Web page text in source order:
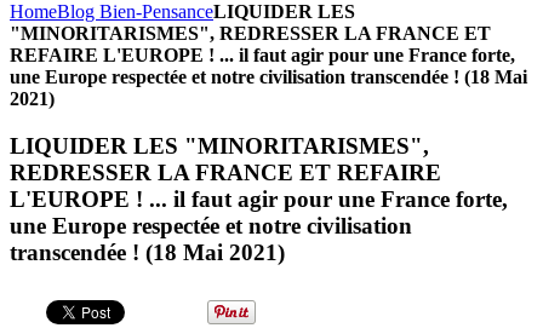
HomeBlog Bien-PensanceLIQUIDER LES
"MINORITARISMES", REDRESSER LA FRANCE ET
REFAIRE L'EUROPE ! ... il faut agir pour une France forte,
une Europe respectée et notre civilisation transcendée ! (18 Mai
2021)
LIQUIDER LES "MINORITARISMES",
REDRESSER LA FRANCE ET REFAIRE
L'EUROPE ! ... il faut agir pour une France forte,
une Europe respectée et notre civilisation
transcendée ! (18 Mai 2021)